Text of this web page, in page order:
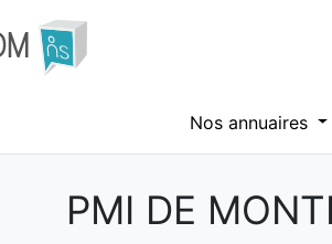
Nos annuaires
PMI DE